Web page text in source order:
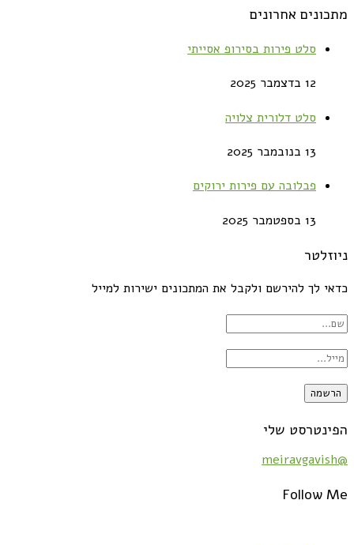
מתכונים אחרונים
סלט פירות בסירופ אסייתי
12 בדצמבר 2025
סלט דלורית צלויה
13 בנובמבר 2025
פבלובה עם פירות ירוקים
13 בספטמבר 2025
ניוזלטר
כדאי לך להירשם ולקבל את המתכונים ישירות למייל
הפינטרסט שלי
@meiravgavish
Follow Me